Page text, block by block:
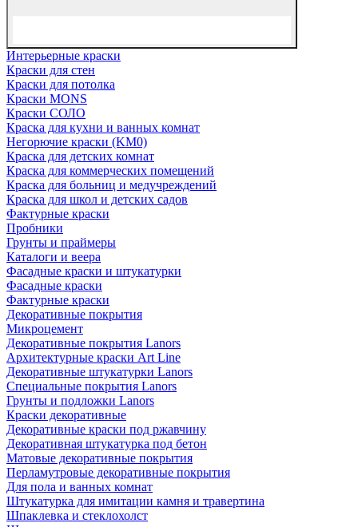
Интерьерные краски
Краски для стен
Краски для потолка
Краски MONS
Краски СОЛО
Краска для кухни и ванных комнат
Негорючие краски (KM0)
Краска для детских комнат
Краска для коммерческих помещений
Краска для больниц и медучреждений
Краска для школ и детских садов
Фактурные краски
Пробники
Грунты и праймеры
Каталоги и веера
Фасадные краски и штукатурки
Фасадные краски
Фактурные краски
Декоративные покрытия
Микроцемент
Декоративные покрытия Lanors
Архитектурные краски Art Line
Декоративные штукатурки Lanors
Специальные покрытия Lanors
Грунты и подложки Lanors
Краски декоративные
Декоративные краски под ржавчину
Декоративная штукатурка под бетон
Матовые декоративные покрытия
Перламутровые декоративные покрытия
Для пола и ванных комнат
Штукатурка для имитации камня и травертина
Шпаклевка и стеклохолст